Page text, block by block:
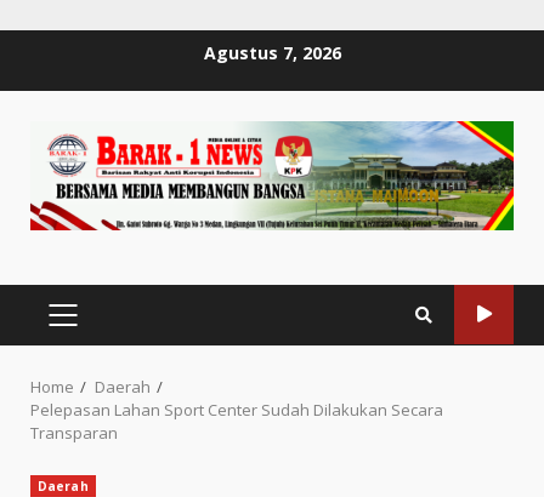
Agustus 7, 2026
PRIMARY
MENU
Home
Daerah
Pelepasan Lahan Sport Center Sudah Dilakukan Secara
Transparan
Daerah